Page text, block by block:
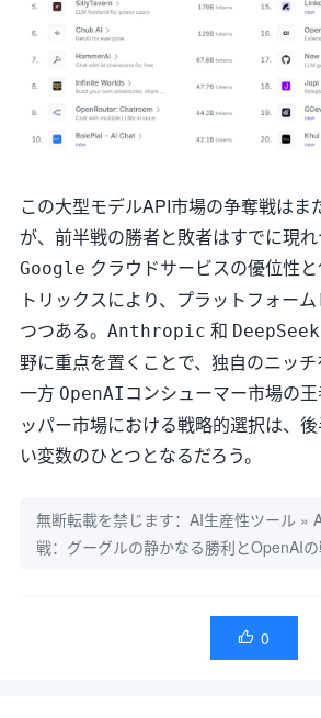
この大型モデルAPI市場の争奪戦はま
が、前半戦の勝者と敗者はすでに現れ
Google クラウドサービスの優位性
トリックスにより、プラットフォー
つつある。 Anthropic 和 DeepSeek
野に重点を置くことで、独自のニッチ
一方 OpenAI コンシューマー市場の
ッパー市場における戦略的選択は、
い変数のひとつとなるだろう。
無断転載を禁じます： AI生産性ツール »
戦：グーグルの静かなる勝利とOpenAI
 0